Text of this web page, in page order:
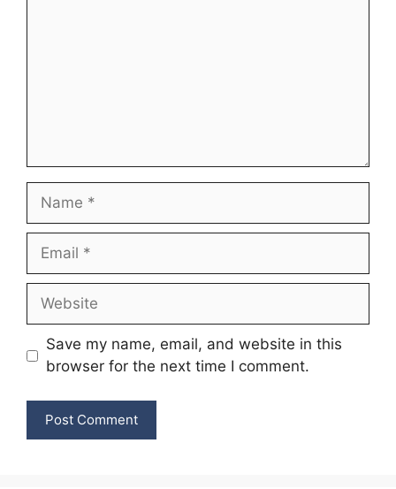
Name
Email
Website
Save my name, email, and website in this
browser for the next time I comment.